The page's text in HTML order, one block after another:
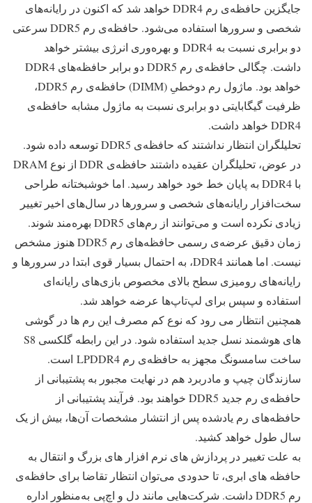
جایگزین حافظه‌ی رم DDR4 خواهد شد که اکنون در رایانه‌های
شخصی و سرورها استفاده می‌شود. حافظه‌ی رم DDR5 سرعتی
دو برابری نسبت به DDR4 و بهره‌وری انرژی بیشتر خواهد
داشت. چگالی حافظه‌ی رم DDR5 دو برابر حافظه‌های DDR4
خواهد بود. ماژول رم دوخطیِ (DIMM) حافظه‌ی رم DDR5،
ظرفیت گیگابایتی دو برابری نسبت به ماژول مشابه حافظه‌ی
DDR4 خواهد داشت.
تحلیلگران انتظار نداشتند که حافظه‌ی DDR5 توسعه داده شود.
در عوض، تحلیلگران عقیده داشتند حافظه‌ی DDR از نوع DRAM
با DDR4 به پایان خط خود خواهد رسید. اما خوشبختانه طراحی
سخت‌افزار رایانه‌های شخصی و سرورها در سال‌های اخیر تغییر
زیادی نکرده است و می‌توانند از رم‌های DDR5 بهره‌مند شوند.
زمان دقیق عرضه‌ی رسمی حافظه‌های رم DDR5 هنوز مشخص
نیست. اما همانند DDR4، به احتمال بسیار قوی ابتدا در سرورها و
رایانه‌های رومیزی سطح بالای مخصوص بازی‌های رایانه‌ای
استفاده و سپس برای لپ‌تاپ‌ها عرضه خواهد شد.
همچنین انتظار می رود که نوع کم مصرف این رم ها در گوشی
های هوشمند نسل جدید استفاده شود. در این رابطه گلکسی S8
ساخت سامسونگ مجهز به حافظه‌ی رم LPDDR4 است.
سازندگان چیپ و مادربرد هم در نهایت مجبور به پشتیبانی از
حافظه‌ی رم جدید DDR5 خواهند بود. فرآیند پشتیبانی از
حافظه‌های رم یادشده پس از انتشار مشخصات آن‌ها، بیش از یک
سال طول خواهد کشید.
به علت تغییر در پردازش های نرم افزار های بزرگ و انتقال به
حافظه های ابری، تا حدودی می‌توان انتظار تقاضا برای حافظه‌ی
رم DDR5 داشت. شرکت‌هایی مانند دل و اچ‌پی به‌منظور اداره